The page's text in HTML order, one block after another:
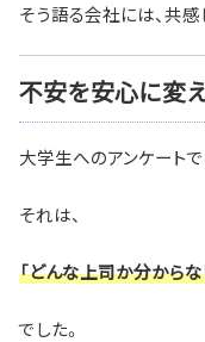
そう語る会社には、共
不安を安心に変
大学生へのアンケート
それは、
「どんな上司か分からな
でした。